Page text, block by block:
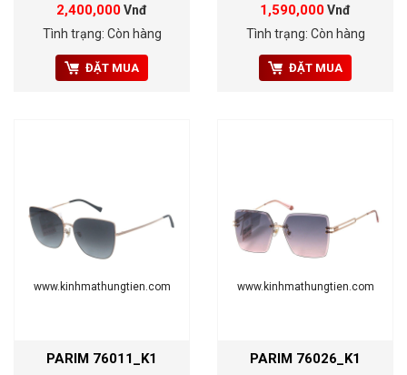
2,400,000Vnđ
Tình trạng: Còn hàng
ĐẶT MUA
1,590,000Vnđ
Tình trạng: Còn hàng
ĐẶT MUA
www.kinhmathungtien.com
PARIM 76011_K1
www.kinhmathungtien.com
PARIM 76026_K1